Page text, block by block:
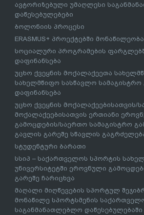
ავტორიზებული უმაღლესი
დაწესებულებები
ბოლონიის პროცესი
ERASMUS+ პროექტებში მონაწილეობა
სოციალური პროგრამების
დაფინანსება
უცხო ქვეყნის მოქალაქეეთა
სახელმწიფო სასწავლო სამაგისტრო
დაფინანსება
უცხო ქვეყნის მოქალაქეებისათვის/
მოქალაქეებისათვის ერთიანი
გამოცდების/საერთო სამაგისტრო
გავლის გარეშე სწავლის
სტუდენტური ბარათი
სსიპ – საქართველოს სპორტის
უნივერსიტეტში ეროვნული
გარეშე ჩარიცხვა
მაღალი მიღწევების სპორტულ
მონაწილე სპორტსმენის
საგანმანათლებლო